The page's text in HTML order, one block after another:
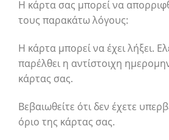
Η κάρτα σας μπορεί να
τους παρακάτω λόγους:
Η κάρτα μπορεί να έχει λήξει.
παρέλθει η αντίστοιχη
κάρτας σας.
Βεβαιωθείτε ότι δεν έχετε
όριο της κάρτας σας.